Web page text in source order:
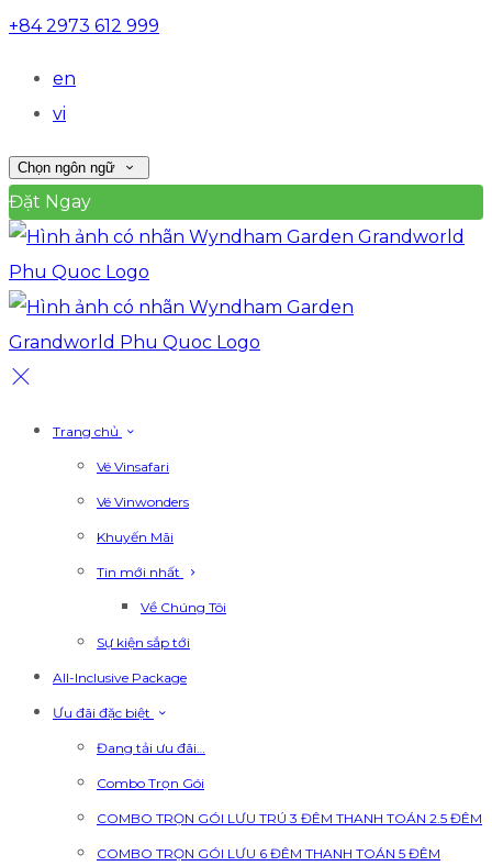
+84 2973 612 999
en
vi
Chọn ngôn ngữ
Đặt Ngay
Trang chủ
Vé Vinsafari
Vé Vinwonders
Khuyến Mãi
Tin mới nhất
Về Chúng Tôi
Sự kiện sắp tới
All-Inclusive Package
Ưu đãi đặc biệt
Đang tải ưu đãi…
Combo Trọn Gói
COMBO TRỌN GÓI LƯU TRÚ 3 ĐÊM THANH TOÁN 2.5 ĐÊM
COMBO TRỌN GÓI LƯU 6 ĐÊM THANH TOÁN 5 ĐÊM